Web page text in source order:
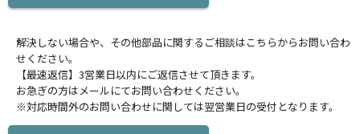
解決しない場合や、その他部品に関するご相談はこちらからお問い合わ
せください。
【最速返信】3営業日以内にご返信させて頂きます。
お急ぎの方はメールにてお問い合わせください。
※対応時間外のお問い合わせに関しては翌営業日の受付となります。